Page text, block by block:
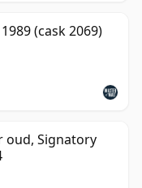
(cask 2069)
oud, Signatory